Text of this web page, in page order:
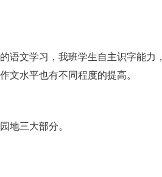
语文学习，我班学生自主识字能力，
文水平也有不同程度的提高。
地三大部分。